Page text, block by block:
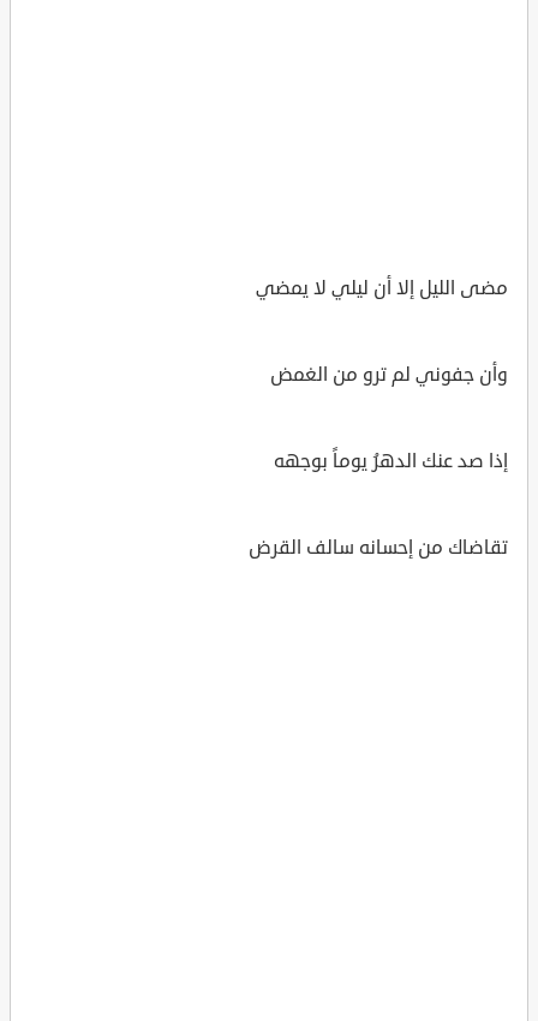
مضى الليل إلا أن ليلي لا يمضي
وأن جفوني لم ترو من الغمض
إذا صد عنك الدهرُ يوماً بوجهه
تقاضاك من إحسانه سالف القرض